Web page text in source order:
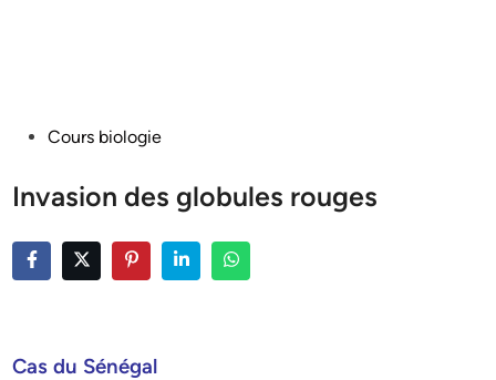
PostedCours biologie
Invasion des globules rouges
Cas du Sénégal